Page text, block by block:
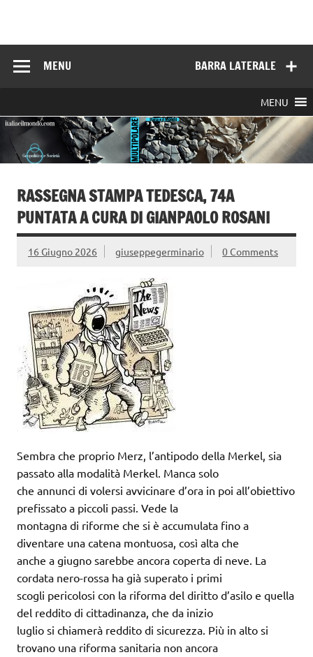
BARRA LATERALE
MENU
MENU
RASSEGNA STAMPA TEDESCA, 74A
PUNTATA A CURA DI GIANPAOLO ROSANI
16 Giugno 2026 giuseppegerminario 0 Comments
Sembra che proprio Merz, l’antipodo della Merkel, sia
passato alla modalità Merkel. Manca solo
che annunci di volersi avvicinare d’ora in poi all’obiettivo
prefissato a piccoli passi. Vede la
montagna di riforme che si è accumulata fino a
diventare una catena montuosa, così alta che
anche a giugno sarebbe ancora coperta di neve. La
cordata nero-rossa ha già superato i primi
scogli pericolosi con la riforma del diritto d’asilo e quella
del reddito di cittadinanza, che da inizio
luglio si chiamerà reddito di sicurezza. Più in alto si
trovano una riforma sanitaria non ancora